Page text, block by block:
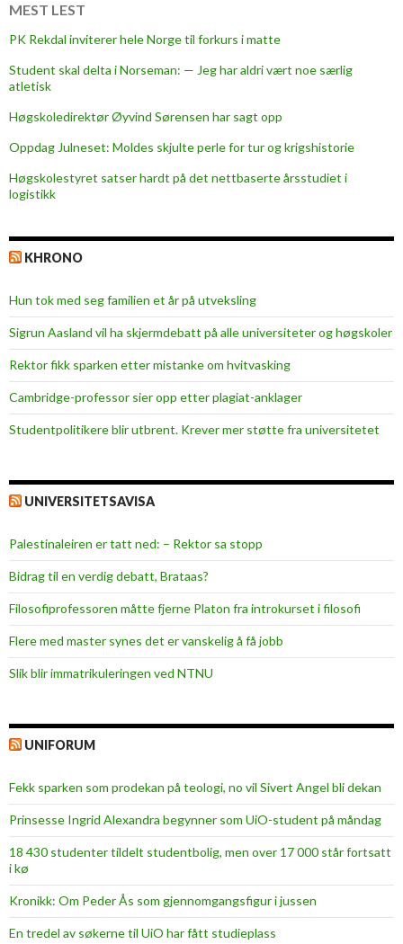
b
e
MEST LEST
PK Rekdal inviterer hele Norge til forkurs i matte
Student skal delta i Norseman: — Jeg har aldri vært noe særlig
atletisk
Høgskoledirektør Øyvind Sørensen har sagt opp
Oppdag Julneset: Moldes skjulte perle for tur og krigshistorie
Høgskolestyret satser hardt på det nettbaserte årsstudiet i
logistikk
KHRONO
Hun tok med seg familien et år på utveksling
Sigrun Aasland vil ha skjerm­debatt på alle universiteter og høgskoler
Rektor fikk sparken etter mistanke om hvitvasking
Cambridge-professor sier opp etter plagiat-anklager
Studentpolitikere blir utbrent. Krever mer støtte fra universitetet
UNIVERSITETSAVISA
Palestinaleiren er tatt ned: – Rektor sa stopp
Bidrag til en verdig debatt, Brataas?
Filosofiprofessoren måtte fjerne Platon fra introkurset i filosofi
Flere med master synes det er vanskelig å få jobb
Slik blir immatrikuleringen ved NTNU
UNIFORUM
Fekk sparken som prodekan på teologi, no vil Sivert Angel bli dekan
Prinsesse Ingrid Alexandra begynner som UiO-student på måndag
18 430 studenter tildelt studentbolig, men over 17 000 står fortsatt
i kø
Kronikk: Om Peder Ås som gjennomgangsfigur i jussen
En tredel av søkerne til UiO har fått studieplass